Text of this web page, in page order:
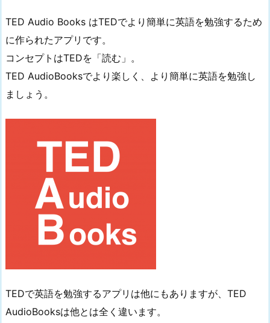
TED Audio Books はTEDでより簡単に英語を勉強するため
に作られたアプリです。
コンセプトはTEDを「読む」。
TED AudioBooksでより楽しく、より簡単に英語を勉強し
ましょう。
TEDで英語を勉強するアプリは他にもありますが、TED
AudioBooksは他とは全く違います。